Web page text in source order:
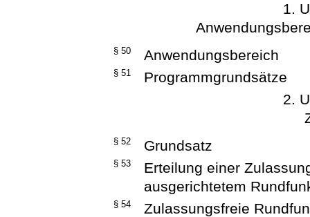
1.
§ 50 Anwendungsbereich
§ 51
Programmgrundsätze
2.
§ 52 Grundsatz
§ 53
Erteilung einer
ausgerichtetem
§ 54 Zulassungsfreie